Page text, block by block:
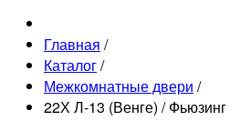
Главная /
Каталог/
Межкомнатные двери /
22Х Л-13 (Венге) / Фьюзинг